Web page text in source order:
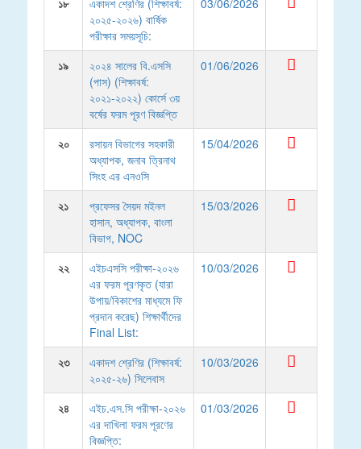
২০২৫-২০২৬) বার্ষিক
পরীক্ষার সময়সূচি:
১৯
২০২৪ সালের বি.এসসি
(পাস) (শিক্ষাবর্ষ:
২০২১-২০২২) কোর্সে ৩য়
বর্ষের ফরম পূরণ বিজ্ঞপ্তি
01/06/2026
২০
রসায়ন বিভাগের সহকারী
অধ্যাপক, জনাব ত্রিনাথ
সিংহ এর এনওসি
15/04/2026
২১
প্রফেসর সৈয়দ মইনল
হাসান, অধ্যাপক, বাংলা
বিভাগ, NOC
15/03/2026
২২
এইচএসসি পরীক্ষা-২০২৬
এর ফরম পূরণকৃত (যারা
উপায়/বিকাশের মাধ্যমে ফি
প্রদান করেছ) শিক্ষার্থীদের
Final List:
10/03/2026
২৩
একাদশ শ্রেণির (শিক্ষাবর্ষ:
২০২৫-২৬) সিলেবাস
10/03/2026
২৪
এইচ.এস.সি পরীক্ষা-২০২৬
এর দাখিলা ফরম পূরণের
বিজ্ঞপ্তি:
01/03/2026